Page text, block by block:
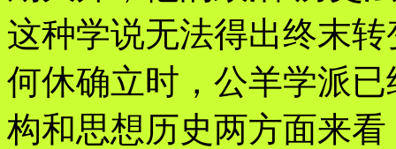
这种学说无法得出终末
何休确立时，公羊学派
构和思想历史两方面来